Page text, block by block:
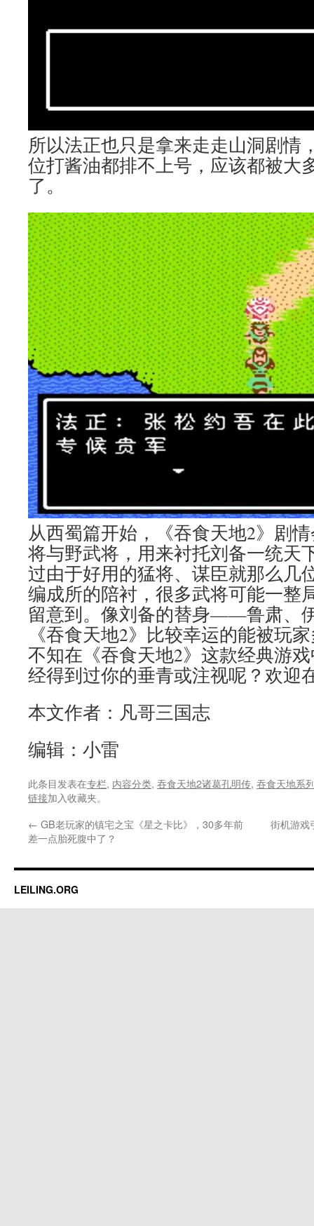
所以法正也只是拿来走走山洞剧情
位打酱油都排不上号，应该都被大
了。
从西蜀篇开始，《吞食天地2》剧
将与野武将，用来衬托刘备一统天
过由于好用的猛将、谋臣就那么几
编成所的陪衬，很多武将可能一整
留意到。像刘备的替身——鲁肃、
《吞食天地2》比较幸运的能被玩
不知在《吞食天地2》这款经典游
经得到过你的垂青或注视呢？欢迎
本文作者：凡哥三国志
编辑：小雷
此条目发表在专栏, 内容分类, 吞食天地2诸葛孔明传, 吞食天地系
链接加入收藏夹。
← GB老玩家的镇宅之宝《星之卡比》，30多年前
差一点胎死腹中了？
街机游戏
LEILING.ORG